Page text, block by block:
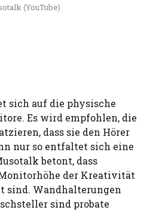
(YouTube)
sich auf die physische
Es wird empfohlen, die
dass sie den Hörer
nur so entfaltet sich eine
betont, dass
der Kreativität
sind. Wandhalterungen
sind probate